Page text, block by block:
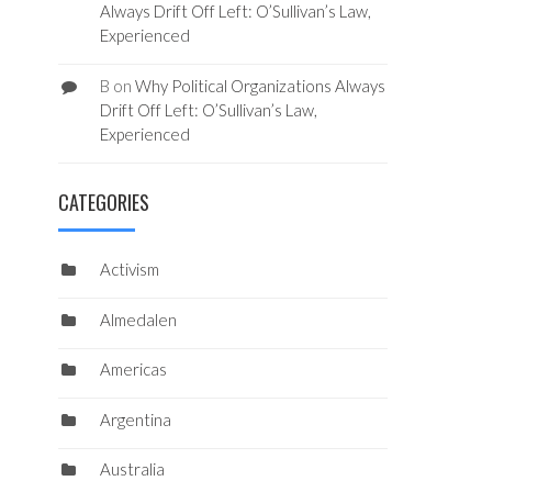
Always Drift Off Left: O’Sullivan’s Law,
Experienced
B on Why Political Organizations Always
Drift Off Left: O’Sullivan’s Law,
Experienced
CATEGORIES
Activism
Almedalen
Americas
Argentina
Australia